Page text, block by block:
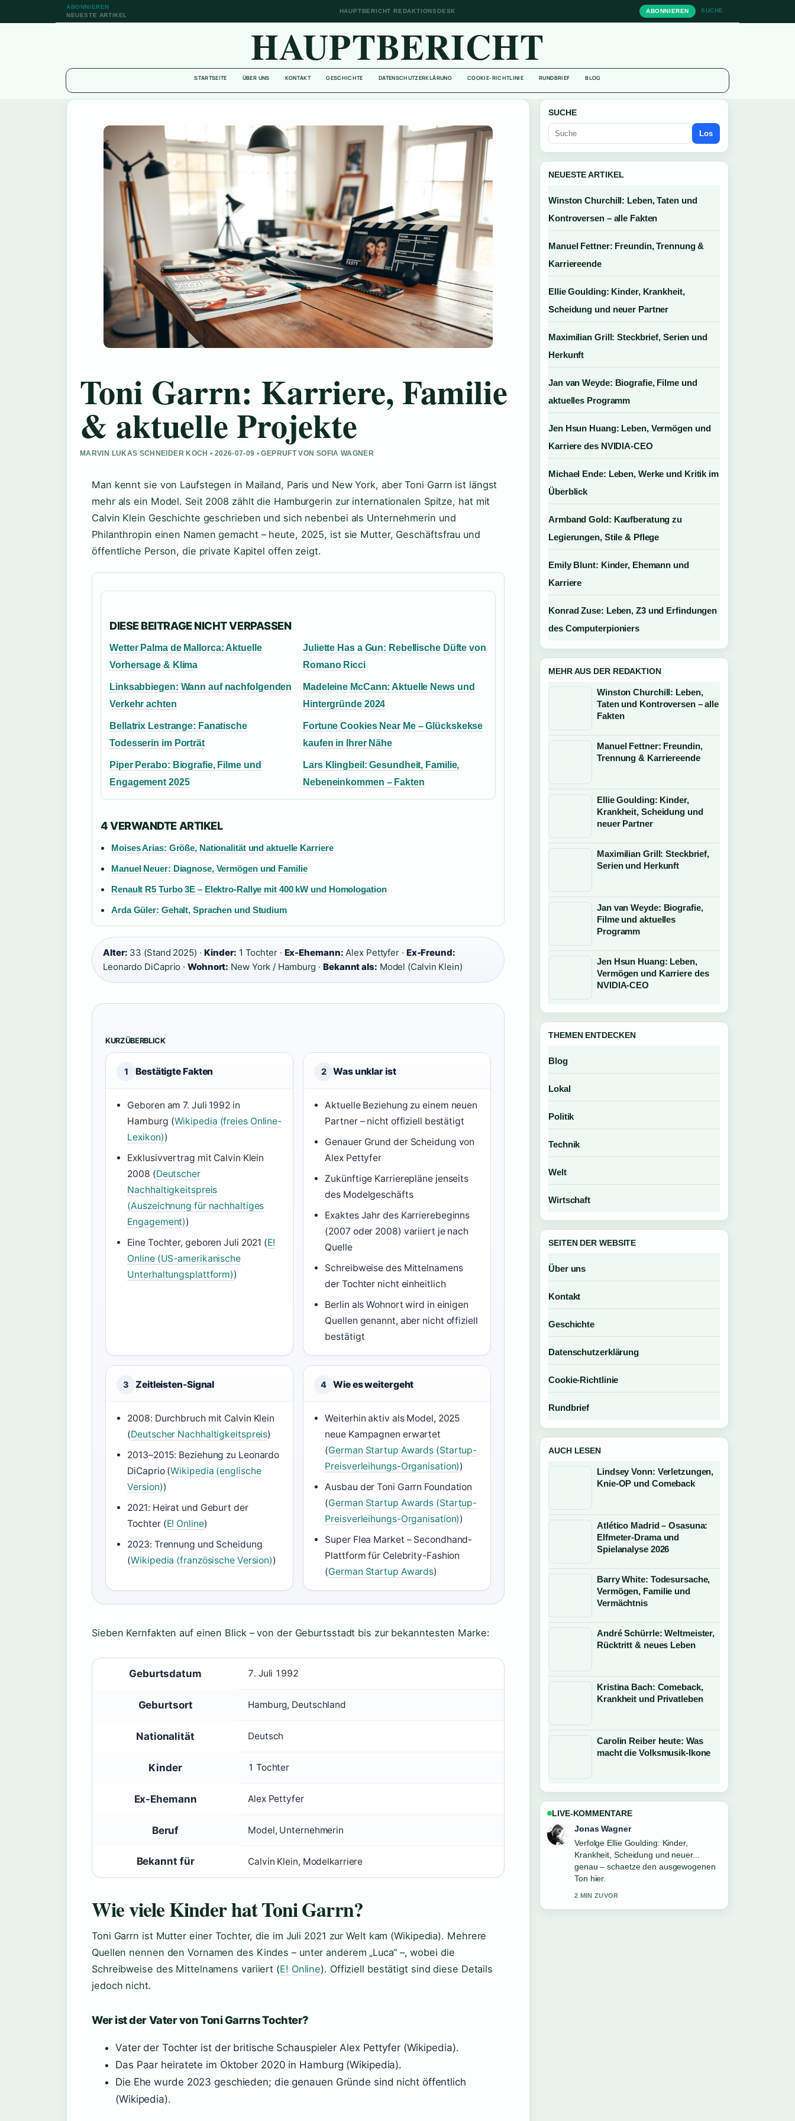
ABONNIEREN
NEUESTE ARTIKEL
HAUPTBERICHT REDAKTIONSDESK ABONNIEREN SUCHE
HAUPTBERICHT
STARTSEITE ÜBER UNS KONTAKT GESCHICHTE DATENSCHUTZERKLÄRUNG COOKIE-RICHTLINIE RUNDBRIEF BLOG
Toni Garrn: Karriere, Familie
& aktuelle Projekte
MARVIN LUKAS SCHNEIDER KOCH • 2026-07-09 • GEPRUFT VON SOFIA WAGNER
Man kennt sie von Laufstegen in Mailand, Paris und New York, aber Toni Garrn ist längst
mehr als ein Model. Seit 2008 zählt die Hamburgerin zur internationalen Spitze, hat mit
Calvin Klein Geschichte geschrieben und sich nebenbei als Unternehmerin und
Philanthropin einen Namen gemacht – heute, 2025, ist sie Mutter, Geschäftsfrau und
öffentliche Person, die private Kapitel offen zeigt.
DIESE BEITRAGE NICHT VERPASSEN
Wetter Palma de Mallorca: Aktuelle
Vorhersage & Klima
Juliette Has a Gun: Rebellische Düfte von
Romano Ricci
Linksabbiegen: Wann auf nachfolgenden
Verkehr achten
Madeleine McCann: Aktuelle News und
Hintergründe 2024
Bellatrix Lestrange: Fanatische
Todesserin im Porträt
Fortune Cookies Near Me – Glückskekse
kaufen in Ihrer Nähe
Piper Perabo: Biografie, Filme und
Engagement 2025
Lars Klingbeil: Gesundheit, Familie,
Nebeneinkommen – Fakten
4 VERWANDTE ARTIKEL
Moises Arias: Größe, Nationalität und aktuelle Karriere
Manuel Neuer: Diagnose, Vermögen und Familie
Renault R5 Turbo 3E – Elektro-Rallye mit 400 kW und Homologation
Arda Güler: Gehalt, Sprachen und Studium
Alter: 33 (Stand 2025) · Kinder: 1 Tochter · Ex-Ehemann: Alex Pettyfer · Ex-Freund:
Leonardo DiCaprio · Wohnort: New York / Hamburg ·Bekannt als: Model (Calvin Klein)
KURZÜBERBLICK
1 Bestätigte Fakten
Geboren am 7. Juli 1992 in
Hamburg (Wikipedia (freies Online-
Lexikon))
Exklusivvertrag mit Calvin Klein
2008 (Deutscher
Nachhaltigkeitspreis
(Auszeichnung für nachhaltiges
Engagement))
Eine Tochter, geboren Juli 2021 (E!
Online (US-amerikanische
Unterhaltungsplattform))
2 Was unklar ist
Aktuelle Beziehung zu einem neuen
Partner – nicht offiziell bestätigt
Genauer Grund der Scheidung von
Alex Pettyfer
Zukünftige Karrierepläne jenseits
des Modelgeschäfts
Exaktes Jahr des Karrierebeginns
(2007 oder 2008) variiert je nach
Quelle
Schreibweise des Mittelnamens
der Tochter nicht einheitlich
Berlin als Wohnort wird in einigen
Quellen genannt, aber nicht offiziell
bestätigt
3 Zeitleisten-Signal
2008: Durchbruch mit Calvin Klein
(Deutscher Nachhaltigkeitspreis)
2013–2015: Beziehung zu Leonardo
DiCaprio (Wikipedia (englische
Version))
2021: Heirat und Geburt der
Tochter (E! Online)
2023: Trennung und Scheidung
(Wikipedia (französische Version))
4 Wie es weitergeht
Weiterhin aktiv als Model, 2025
neue Kampagnen erwartet
(German Startup Awards (Startup-
Preisverleihungs-Organisation))
Ausbau der Toni Garrn Foundation
(German Startup Awards (Startup-
Preisverleihungs-Organisation))
Super Flea Market – Secondhand-
Plattform für Celebrity-Fashion
(German Startup Awards)
Sieben Kernfakten auf einen Blick – von der Geburtsstadt bis zur bekanntesten Marke:
Geburtsdatum 7. Juli 1992
Geburtsort Hamburg, Deutschland
Nationalität Deutsch
Kinder 1 Tochter
Ex-Ehemann Alex Pettyfer
Beruf Model, Unternehmerin
Bekannt für Calvin Klein, Modelkarriere
Wie viele Kinder hat Toni Garrn?
Toni Garrn ist Mutter einer Tochter, die im Juli 2021 zur Welt kam (Wikipedia). Mehrere
Quellen nennen den Vornamen des Kindes – unter anderem „Luca“ –, wobei die
Schreibweise des Mittelnamens variiert (E! Online). Offiziell bestätigt sind diese Details
jedoch nicht.
Wer ist der Vater von Toni Garrns Tochter?
Vater der Tochter ist der britische Schauspieler Alex Pettyfer (Wikipedia).
Das Paar heiratete im Oktober 2020 in Hamburg (Wikipedia).
Die Ehe wurde 2023 geschieden; die genauen Gründe sind nicht öffentlich
(Wikipedia).
SUCHE
Los
NEUESTE ARTIKEL
Winston Churchill: Leben, Taten und
Kontroversen – alle Fakten
Manuel Fettner: Freundin, Trennung &
Karriereende
Ellie Goulding: Kinder, Krankheit,
Scheidung und neuer Partner
Maximilian Grill: Steckbrief, Serien und
Herkunft
Jan van Weyde: Biografie, Filme und
aktuelles Programm
Jen Hsun Huang: Leben, Vermögen und
Karriere des NVIDIA-CEO
Michael Ende: Leben, Werke und Kritik im
Überblick
Armband Gold: Kaufberatung zu
Legierungen, Stile & Pflege
Emily Blunt: Kinder, Ehemann und
Karriere
Konrad Zuse: Leben, Z3 und Erfindungen
des Computerpioniers
MEHR AUS DER REDAKTION
Winston Churchill: Leben,
Taten und Kontroversen – alle
Fakten
Manuel Fettner: Freundin,
Trennung & Karriereende
Ellie Goulding: Kinder,
Krankheit, Scheidung und
neuer Partner
Maximilian Grill: Steckbrief,
Serien und Herkunft
Jan van Weyde: Biografie,
Filme und aktuelles
Programm
Jen Hsun Huang: Leben,
Vermögen und Karriere des
NVIDIA-CEO
THEMEN ENTDECKEN
Blog
Lokal
Politik
Technik
Welt
Wirtschaft
SEITEN DER WEBSITE
Über uns
Kontakt
Geschichte
Datenschutzerklärung
Cookie-Richtlinie
Rundbrief
AUCH LESEN
Lindsey Vonn: Verletzungen,
Knie-OP und Comeback
Atlético Madrid – Osasuna:
Elfmeter-Drama und
Spielanalyse 2026
Barry White: Todesursache,
Vermögen, Familie und
Vermächtnis
André Schürrle: Weltmeister,
Rücktritt & neues Leben
Kristina Bach: Comeback,
Krankheit und Privatleben
Carolin Reiber heute: Was
macht die Volksmusik-Ikone
LIVE-KOMMENTARE
Lena Schmidt
Hilfreicher Kontext zu Winston
Churchill: Leben, Taten und
Kontroversen –.... Bitte haltet diesen
Liveticker aktuell.
4 MIN ZUVOR